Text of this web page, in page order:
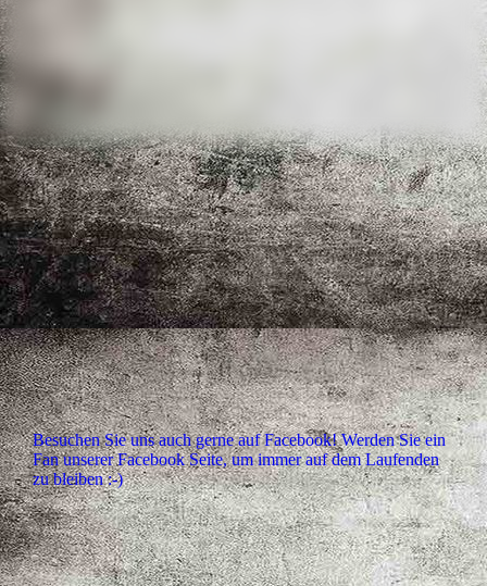
Besuchen Sie uns auch gerne auf Facebook! Werden Sie ein
Fan unserer Facebook Seite, um immer auf dem Laufenden
zu bleiben :-)